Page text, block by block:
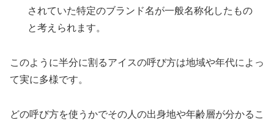
されていた特定のブランド名が一般名称化したもの
と考えられます。
このように半分に割るアイスの呼び方は地域や年代によっ
て実に多様です。
どの呼び方を使うかでその人の出身地や年齢層が分かるこ